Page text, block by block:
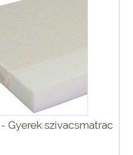
Gyerek szivacsmatrac